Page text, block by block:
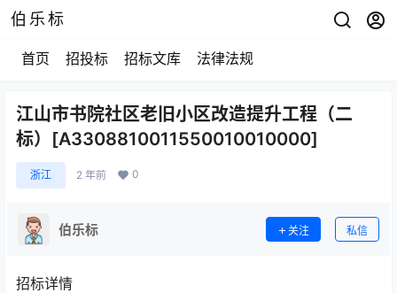
伯乐标
首页 招投标 招标文库 法律法规
江山市书院社区老旧小区改造提升工程（二
标）[A3308810011550010010000]
浙江 2 年前 0
伯乐标 关注 私信
招标详情